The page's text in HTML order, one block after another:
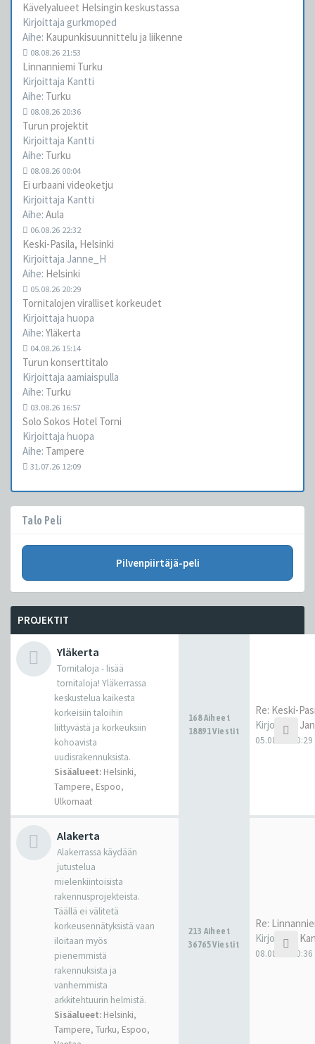
Kävelyalueet Helsingin keskustassa
Kirjoittaja gurkmoped
Aihe: Kaupunkisuunnittelu ja liikenne
08.08.26 21:53
Linnanniemi Turku
Kirjoittaja Kantti
Aihe: Turku
08.08.26 20:36
Turun projektit
Kirjoittaja Kantti
Aihe: Turku
08.08.26 00:04
Ei urbaani videoketju
Kirjoittaja Kantti
Aihe: Aula
06.08.26 22:32
Keski-Pasila, Helsinki
Kirjoittaja Janne_H
Aihe: Helsinki
05.08.26 20:29
Tornitalojen viralliset korkeudet
Kirjoittaja huopa
Aihe: Yläkerta
04.08.26 15:14
Turun konserttitalo
Kirjoittaja aamiaispulla
Aihe: Turku
03.08.26 16:57
Solo Sokos Hotel Torni
Kirjoittaja huopa
Aihe: Tampere
31.07.26 12:09
Talo Peli
Pilvenpiirtäjä-peli
PROJEKTIT
Yläkerta
Tornitaloja - lisää
tornitaloja! Yläkerrassa
keskustelua kaikesta
korkeisiin taloihin
liittyvästä ja korkeuksiin
kohoavista
uudisrakennuksista.
Sisäalueet: Helsinki,
Tampere, Espoo,
Ulkomaat
168 Aiheet
18891 Viestit
Re: Keski-
Kirjoittaja
05.08.26 20:29
Alakerta
Alakerrassa käydään
jutustelua
mielenkiintoisista
rakennusprojekteista.
Täällä ei välitetä
korkeusennätyksistä vaan
iloitaan myös
pienemmistä
rakennuksista ja
vanhemmista
arkkitehtuurin helmistä.
Sisäalueet: Helsinki,
Tampere, Turku, Espoo,
213 Aiheet
36765 Viestit
Re:
Kirjoittaja
08.08.26 20:36